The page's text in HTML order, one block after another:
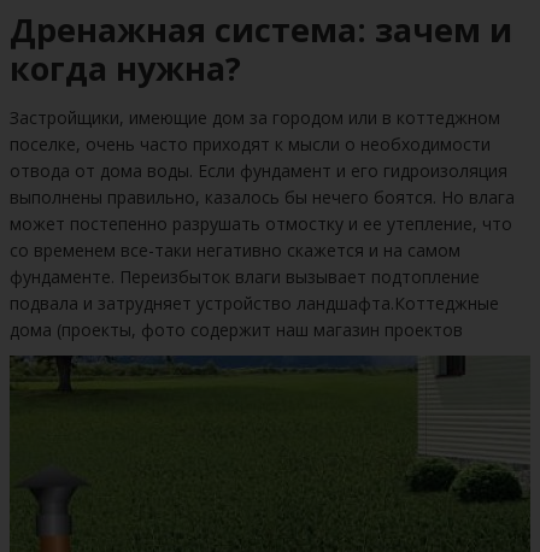
Дренажная система: зачем и
когда нужна?
Застройщики, имеющие дом за городом или в коттеджном
поселке, очень часто приходят к мысли о необходимости
отвода от дома воды. Если фундамент и его гидроизоляция
выполнены правильно, казалось бы нечего боятся. Но влага
может постепенно разрушать отмостку и ее утепление, что
со временем все-таки негативно скажется и на самом
фундаменте. Переизбыток влаги вызывает подтопление
подвала и затрудняет устройство ландшафта.Коттеджные
дома (проекты, фото содержит наш магазин проектов